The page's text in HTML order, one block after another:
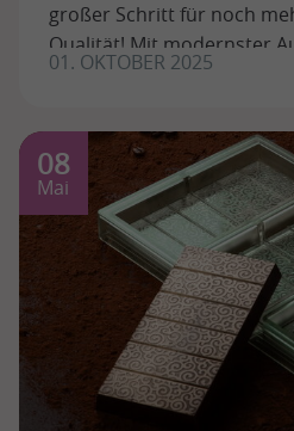
großer Schritt für noch
Qualität! Mit modernster
wir ...
01. OKTOBER 2025
08
Mai